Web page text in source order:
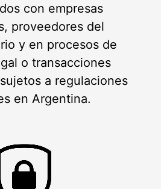
con empresas
proveedores del
y en procesos de
o transacciones
a regulaciones
en Argentina.